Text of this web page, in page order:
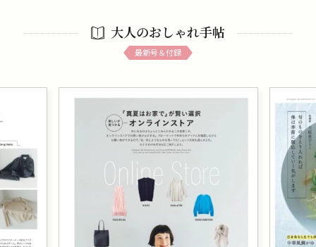
大人のおしゃれ手帖
最新号＆付録